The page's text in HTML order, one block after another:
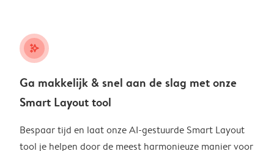
stars_plus
Ga makkelijk & snel aan de slag met onze
Smart Layout tool
Bespaar tijd en laat onze AI-gestuurde Smart Layout
tool je helpen door de meest harmonieuze manier voor